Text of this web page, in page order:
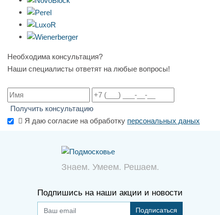
Необходима консультация?
Наши специалисты ответят на любые вопросы!
Получить консультацию
Я даю согласие на обработку персональных даных
Знаем. Умеем. Решаем.
Подпишись на наши акции и новости
Подписаться